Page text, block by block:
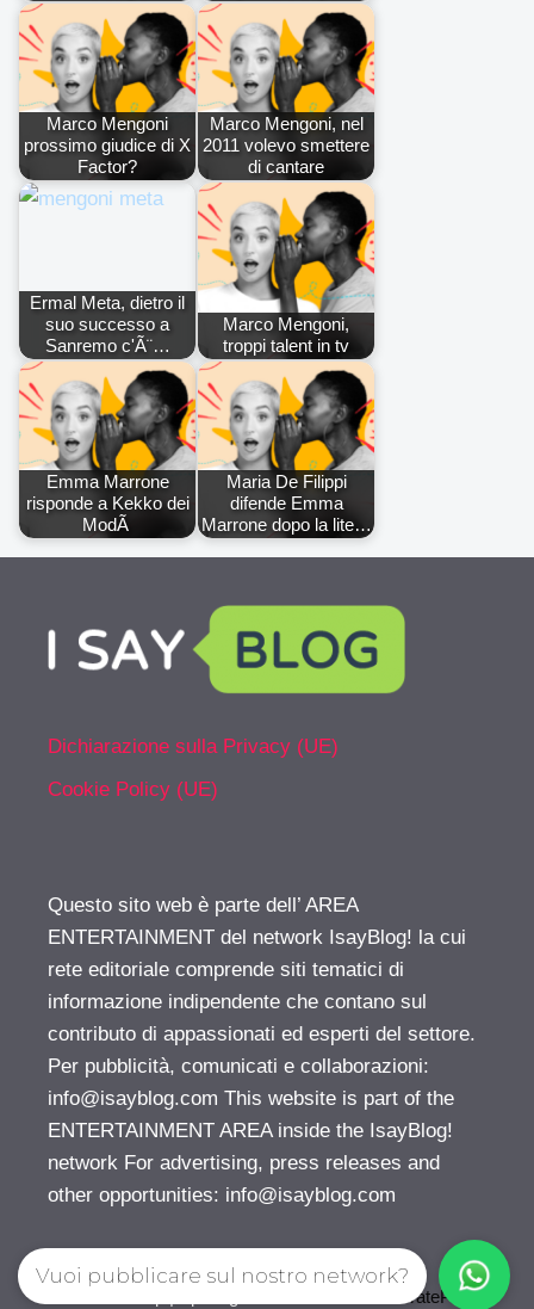
Marco Mengoni
prossimo giudice di X
Factor?
Marco Mengoni, nel
2011 volevo smettere
di cantare
Ermal Meta, dietro il
suo successo a
Sanremo c'Ã¨…
Marco Mengoni,
troppi talent in tv
Emma Marrone
risponde a Kekko dei
ModÃ
Maria De Filippi
difende Emma
Marrone dopo la lite…
Dichiarazione sulla Privacy (UE)
Cookie Policy (UE)
Questo sito web è parte dell’ AREA
ENTERTAINMENT del network IsayBlog! la cui
rete editoriale comprende siti tematici di
informazione indipendente che contano sul
contributo di appassionati ed esperti del settore.
Per pubblicità, comunicati e collaborazioni:
info@isayblog.com This website is part of the
ENTERTAINMENT AREA inside the IsayBlog!
network For advertising, press releases and
other opportunities: info@isayblog.com
GeneratePress
Vuoi pubblicare sul nostro network?